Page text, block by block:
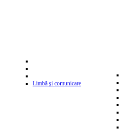
Limbă şi comunicare